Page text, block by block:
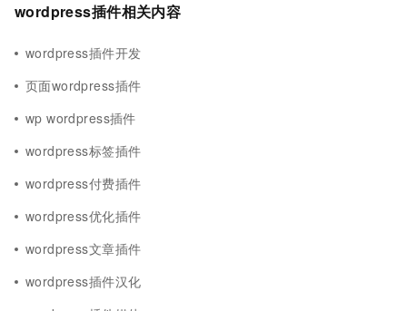
wordpress插件相关内容
wordpress插件开发
页面wordpress插件
wp wordpress插件
wordpress标签插件
wordpress付费插件
wordpress优化插件
wordpress文章插件
wordpress插件汉化